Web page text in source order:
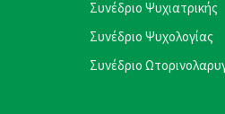
Συνέδριο Ψυχιατρικής
Συνέδριο Ψυχολογίας
Συνέδριο